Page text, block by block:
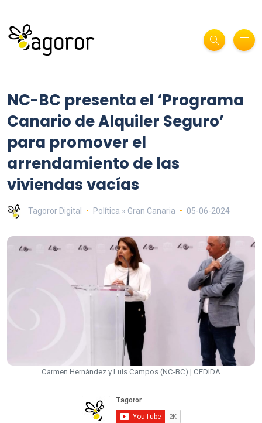
NC-BC presenta el ‘Programa
Canario de Alquiler Seguro’
para promover el
arrendamiento de las
viviendas vacías
Tagoror Digital Política » Gran Canaria 05-06-2024
Carmen Hernández y Luis Campos (NC-BC) | CEDIDA